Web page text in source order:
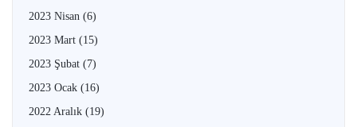
2023 Nisan (6)
2023 Mart (15)
2023 Şubat (7)
2023 Ocak (16)
2022 Aralık (19)